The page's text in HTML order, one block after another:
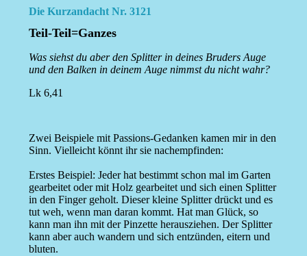
Die Kurzandacht Nr. 3121
Teil-Teil=Ganzes
Was siehst du aber den Splitter in deines Bruders Auge
und den Balken in deinem Auge nimmst du nicht wahr?
Lk 6,41
Zwei Beispiele mit Passions-Gedanken kamen mir in den
Sinn. Vielleicht könnt ihr sie nachempfinden:
Erstes Beispiel: Jeder hat bestimmt schon mal im Garten
gearbeitet oder mit Holz gearbeitet und sich einen Splitter
in den Finger geholt. Dieser kleine Splitter drückt und es
tut weh, wenn man daran kommt. Hat man Glück, so
kann man ihn mit der Pinzette herausziehen. Der Splitter
kann aber auch wandern und sich entzünden, eitern und
bluten.